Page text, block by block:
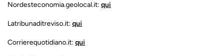
Nordesteconomia.geolocal.it: qui
Latribunaditreviso.it: qui
Corrierequotidiano.it: qui